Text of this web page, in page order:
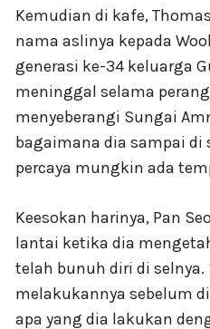
Kemudian di kafe,
nama aslinya kepada
generasi ke-34 keluarga
meninggal selama
menyeberangi Sungai
bagaimana dia sampai di
percaya mungkin ada
Keesokan harinya, Pan
lantai ketika dia
telah bunuh diri di selnya.
melakukannya sebelum
apa yang dia lakukan